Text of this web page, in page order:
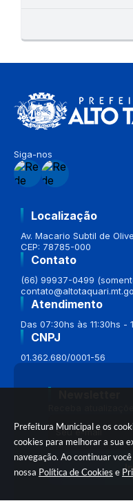
Prefeitura Municipal e os
cookies para melhorar a sua
navegação. Ao continuar
nossa Política de Cookies e
Siga-nos
Localização
Av. Macario Subtil de
CEP: 78785-000
Contato
(66) 99937-0499
Atendimento
Das 07:30hs às 11:30hs -
CNPJ
01.362.680/0001-56